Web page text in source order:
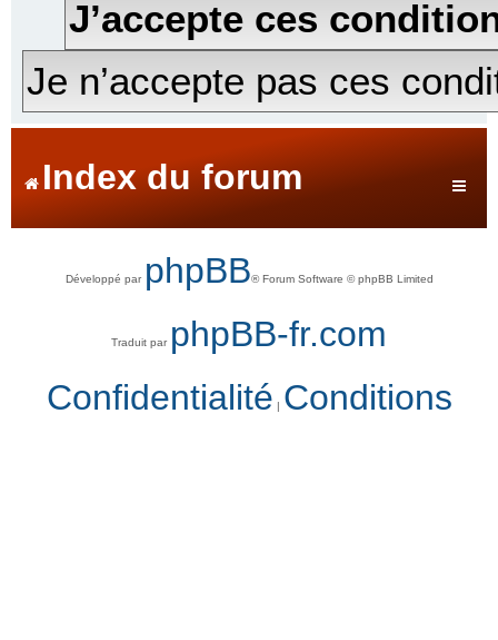
Index du forum
Développé par phpBB® Forum Software © phpBB Limited
Traduit par phpBB-fr.com
Confidentialité | Conditions